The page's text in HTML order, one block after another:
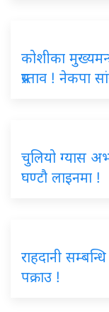
कोशीका
प्रस्ताव ! नेकपा
चुलियो ग्यास
घण्टौ लाइनमा !
राहदानी
पक्राउ !